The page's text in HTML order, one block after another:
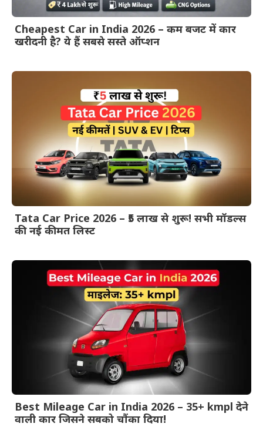
Cheapest Car in India 2026 – कम बजट में कार
खरीदनी है? ये हैं सबसे सस्ते ऑप्शन
Tata Car Price 2026 – ₹5 लाख से शुरू! सभी मॉडल्स
की नई कीमत लिस्ट
Best Mileage Car in India 2026 – 35+ kmpl देने
वाली कार जिसने सबको चौंका दिया!